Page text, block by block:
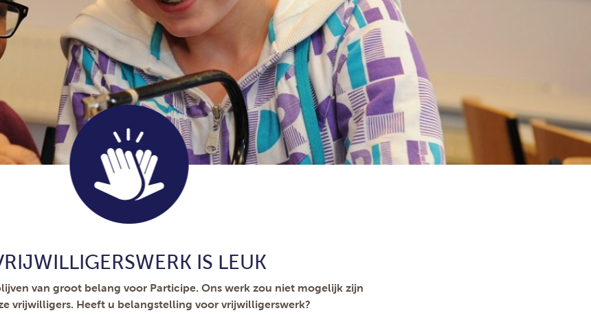
IS LEUK
van groot belang voor Participe. Ons werk zou niet mogelijk zijn
vrijwilligers. Heeft u belangstelling voor vrijwilligerswerk?